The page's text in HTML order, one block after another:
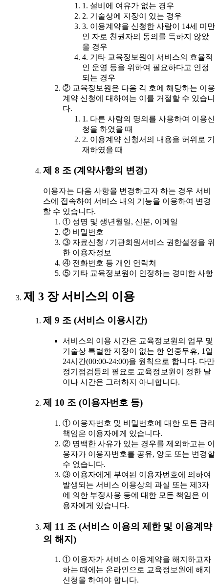
1. 설비에 여유가 없는 경우
2. 기술상에 지장이 있는 경우
3. 이용계약을 신청한 사람이 14세 미만
인 자로 친권자의 동의를 득하지 않았
을 경우
4. 기타 교육정보원이 서비스의 효율적
인 운영 등을 위하여 필요하다고 인정
되는 경우
② 교육정보원은 다음 각 호에 해당하는 이용
계약 신청에 대하여는 이를 거절할 수 있습니
다.
1. 다른 사람의 명의를 사용하여 이용신
청을 하였을 때
2. 이용계약 신청서의 내용을 허위로 기
재하였을 때
제 8 조 (계약사항의 변경)
이용자는 다음 사항을 변경하고자 하는 경우 서비
스에 접속하여 서비스 내의 기능을 이용하여 변경
할 수 있습니다.
① 성명 및 생년월일, 신분, 이메일
② 비밀번호
③ 자료신청 / 기관회원서비스 권한설정을 위
한 이용자정보
④ 전화번호 등 개인 연락처
⑤ 기타 교육정보원이 인정하는 경미한 사항
제 3 장 서비스의 이용
제 9 조 (서비스 이용시간)
서비스의 이용 시간은 교육정보원의 업무 및
기술상 특별한 지장이 없는 한 연중무휴, 1일
24시간(00:00-24:00)을 원칙으로 합니다. 다만
정기점검등의 필요로 교육정보원이 정한 날
이나 시간은 그러하지 아니합니다.
제 10 조 (이용자번호 등)
① 이용자번호 및 비밀번호에 대한 모든 관리
책임은 이용자에게 있습니다.
② 명백한 사유가 있는 경우를 제외하고는 이
용자가 이용자번호를 공유, 양도 또는 변경할
수 없습니다.
③ 이용자에게 부여된 이용자번호에 의하여
발생되는 서비스 이용상의 과실 또는 제3자
에 의한 부정사용 등에 대한 모든 책임은 이
용자에게 있습니다.
제 11 조 (서비스 이용의 제한 및 이용계약
의 해지)
① 이용자가 서비스 이용계약을 해지하고자
하는 때에는 온라인으로 교육정보원에 해지
신청을 하여야 합니다.